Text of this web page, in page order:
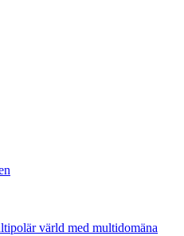
värld med multidomäna